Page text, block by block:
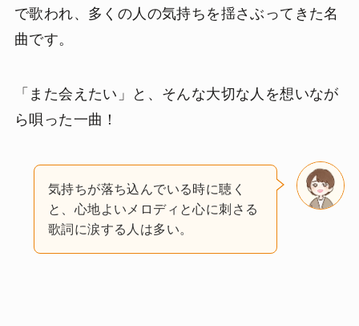
で歌われ、多くの人の気持ちを揺さぶってきた名
曲です。
「また会えたい」と、そんな大切な人を想いなが
ら唄った一曲！
気持ちが落ち込んでいる時に聴く
と、心地よいメロディと心に刺さる
歌詞に涙する人は多い。